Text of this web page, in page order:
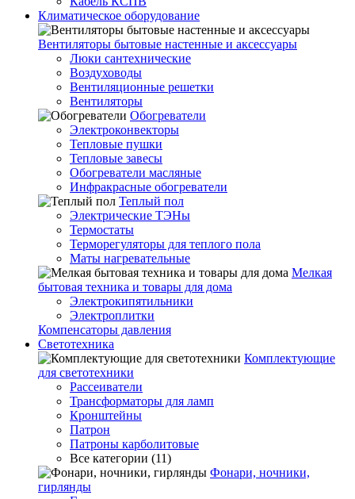
Климатическое оборудование
Вентиляторы бытовые настенные и аксессуары
Люки сантехнические
Воздуховоды
Вентиляционные решетки
Вентиляторы
Обогреватели
Электроконвекторы
Тепловые пушки
Тепловые завесы
Обогреватели масляные
Инфракрасные обогреватели
Теплый пол
Электрические ТЭНы
Термостаты
Терморегуляторы для теплого пола
Маты нагревательные
Мелкая
бытовая техника и товары для дома
Электрокипятильники
Электроплитки
Компенсаторы давления
Светотехника
Комплектующие
для светотехники
Рассеиватели
Трансформаторы для ламп
Кронштейны
Патрон
Патроны карболитовые
Все категории (11)
Фонари, ночники,
гирлянды